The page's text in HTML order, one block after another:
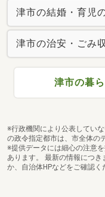
津市の結婚・育児
津市の治安・ごみ
津市の暮
※行政機関により公表してい
の政令指定都市は、市全体の
※提供データには細心の注意
あります。 最新の情報につき
か、自治体HPなどをご確認く